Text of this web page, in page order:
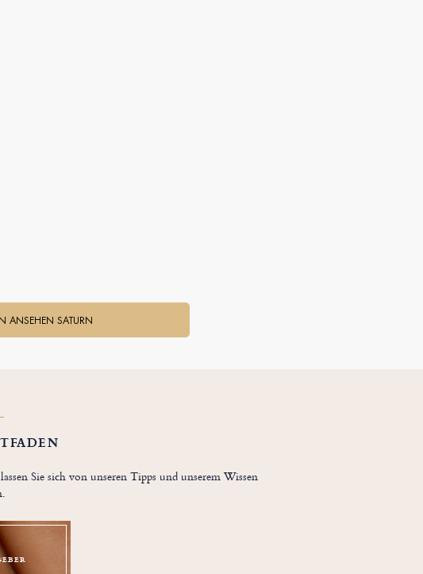
ANSEHEN SATURN
Sie sich von unseren Tipps und unserem Wissen